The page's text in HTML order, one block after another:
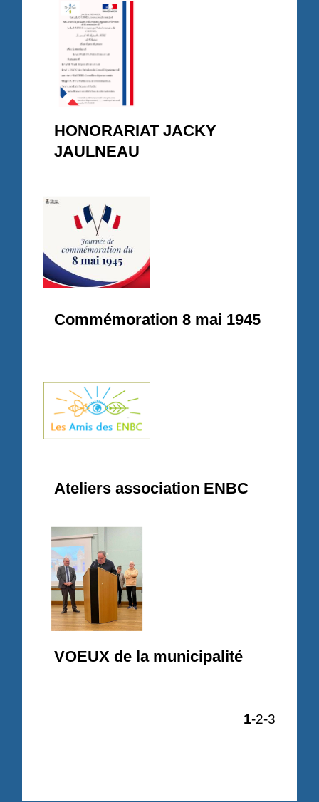
HONORARIAT JACKY
JAULNEAU
Commémoration 8 mai 1945
Ateliers association ENBC
VOEUX de la municipalité
1-2-3